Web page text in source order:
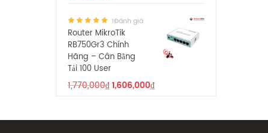
1Đánh giá
Router MikroTik
RB750Gr3 Chính
Hãng – Cân Bằng
Tải 100 User
1,770,000₫1,606,000₫